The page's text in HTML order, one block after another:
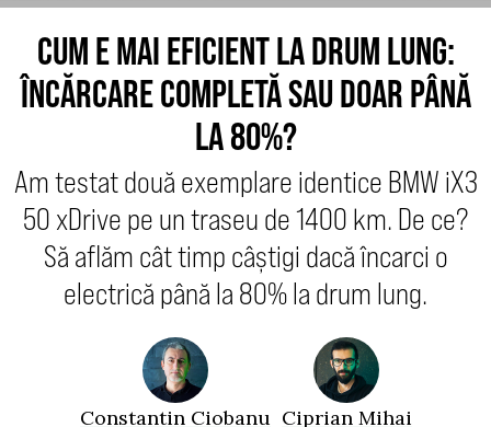
CUM E MAI EFICIENT LA DRUM LUNG:
ÎNCĂRCARE COMPLETĂ SAU DOAR PÂNĂ
LA 80%?
Am testat două exemplare identice BMW iX3
50 xDrive pe un traseu de 1400 km. De ce?
Să aflăm cât timp câștigi dacă încarci o
electrică până la 80% la drum lung.
Constantin Ciobanu Ciprian Mihai